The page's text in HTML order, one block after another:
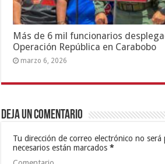
Más de 6 mil funcionarios
Operación República en Carabobo
marzo 6, 2026
Deja un comentario
Tu dirección de correo electrónico no será
necesarios están marcados*